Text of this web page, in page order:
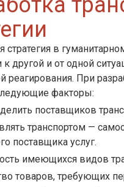
стратегия в
к другой и от одной
реагирования. При
факторы:
поставщиков
транспортом —
поставщика услуг.
имеющихся видов
товаров, требующих